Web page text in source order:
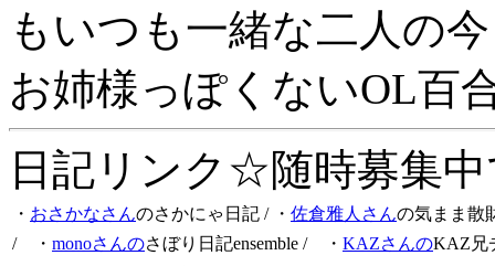
もいつも一緒な二人の
お姉様っぽくないOL百
日記リンク☆随時募集
・ おさかなさんのさかにゃ日記 / ・ 佐倉雅人さんの気まま散
/ ・ monoさんのさぼり日記ensemble / ・ KAZさんのKAZ兄